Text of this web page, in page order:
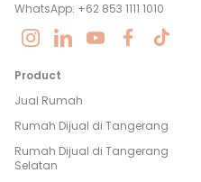
WhatsApp: +62 853 1111 1010
Product
Jual Rumah
Rumah Dijual di Tangerang
Rumah Dijual di Tangerang
Selatan